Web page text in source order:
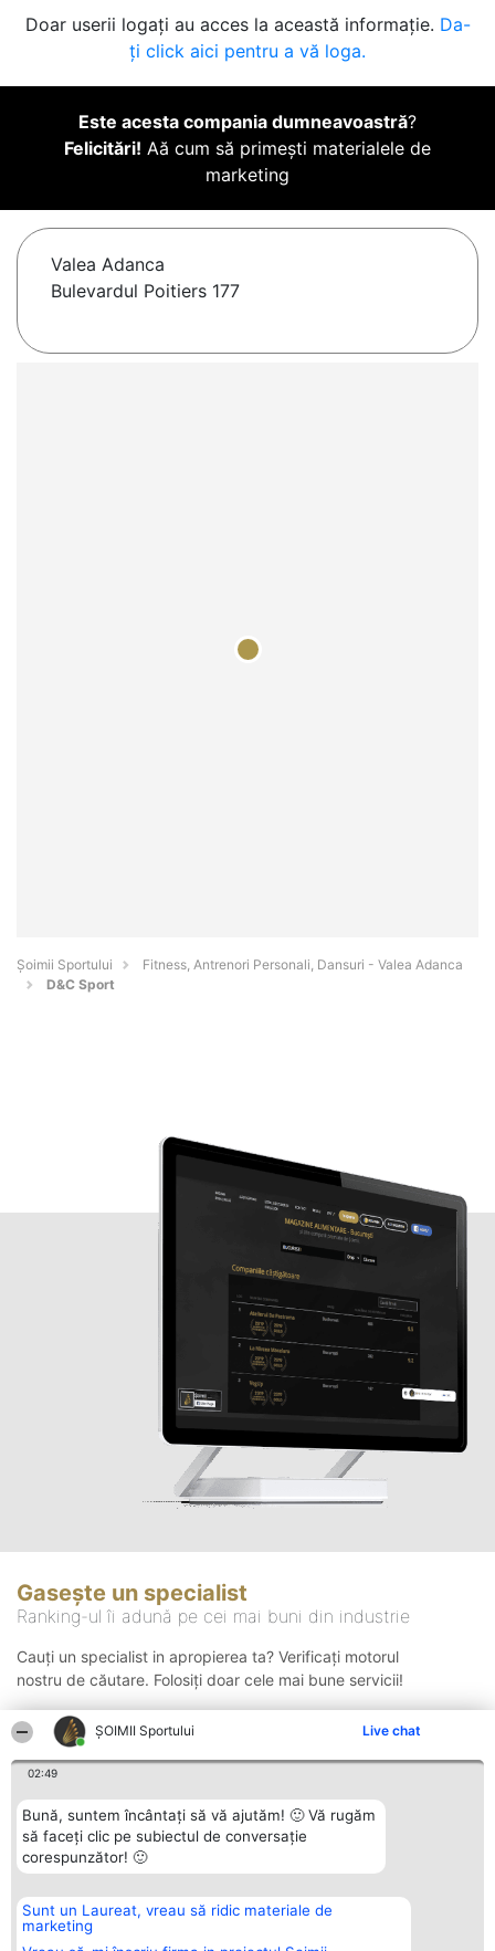
ȘOIMII Sportului Live chat
02:49
Bună, suntem încântați să vă ajutăm! 🙂 Vă rugăm
să faceți clic pe subiectul de conversație
corespunzător! 🙂
Sunt un Laureat, vreau să ridic materiale de
marketing
Doar userii logați au acces la această informație. Da-
ți click aici pentru a vă loga.
Este acesta compania dumneavoastră?
Felicitări! Aă cum să primești materialele de
marketing
Valea Adanca
Bulevardul Poitiers 177
Șoimii Sportului
Fitness, Antrenori Personali, Dansuri - Valea Adanca
D&C Sport
Gasește un specialist
Ranking-ul îi adună pe cei mai buni din industrie
Cauți un specialist in apropierea ta? Verificați motorul
nostru de căutare. Folosiți doar cele mai bune servicii!
Organizator Ranking
BRIGHT SOLUTIONS BR SRL
Aleea Timisul De Sus 2 Bl. A30
Plebiscyt
Lista Tuturor
Contact